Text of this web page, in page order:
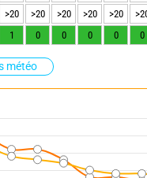
météo
>20 >20 >20 >20 >20
1 0 0 0 0 0